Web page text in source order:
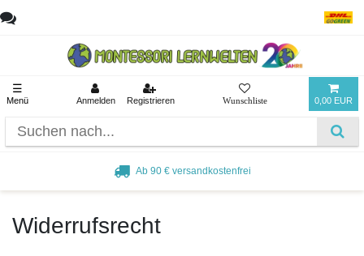
☰
Menü Anmelden Registrieren 0,00 EUR
Ab 90 € versandkostenfrei
Widerrufs­recht